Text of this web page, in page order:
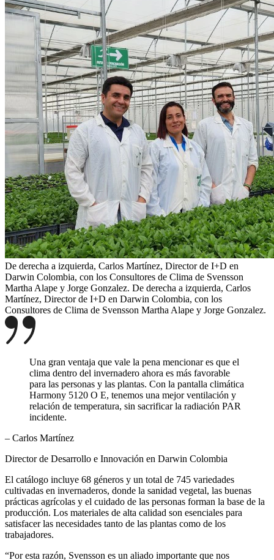
De derecha a izquierda, Carlos Martínez, Director de I+D en
Darwin Colombia, con los Consultores de Clima de Svensson
Martha Alape y Jorge Gonzalez. De derecha a izquierda, Carlos
Martínez, Director de I+D en Darwin Colombia, con los
Consultores de Clima de Svensson Martha Alape y Jorge Gonzalez.
Una gran ventaja que vale la pena mencionar es que el
clima dentro del invernadero ahora es más favorable
para las personas y las plantas. Con la pantalla climática
Harmony 5120 O E, tenemos una mejor ventilación y
relación de temperatura, sin sacrificar la radiación PAR
incidente.
– Carlos Martínez
Director de Desarrollo e Innovación en Darwin Colombia
El catálogo incluye 68 géneros y un total de 745 variedades
cultivadas en invernaderos, donde la sanidad vegetal, las buenas
prácticas agrícolas y el cuidado de las personas forman la base de la
producción. Los materiales de alta calidad son esenciales para
satisfacer las necesidades tanto de las plantas como de los
trabajadores.
“Por esta razón, Svensson es un aliado importante que nos